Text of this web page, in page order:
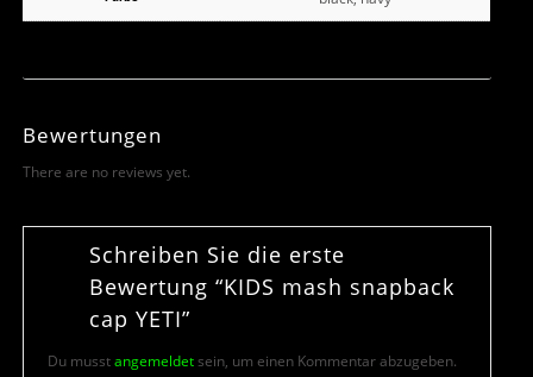
Bewertungen
There are no reviews yet.
Schreiben Sie die erste
Bewertung “KIDS mash snapback
cap YETI”
Du musstangemeldetsein, um einen Kommentar abzugeben.